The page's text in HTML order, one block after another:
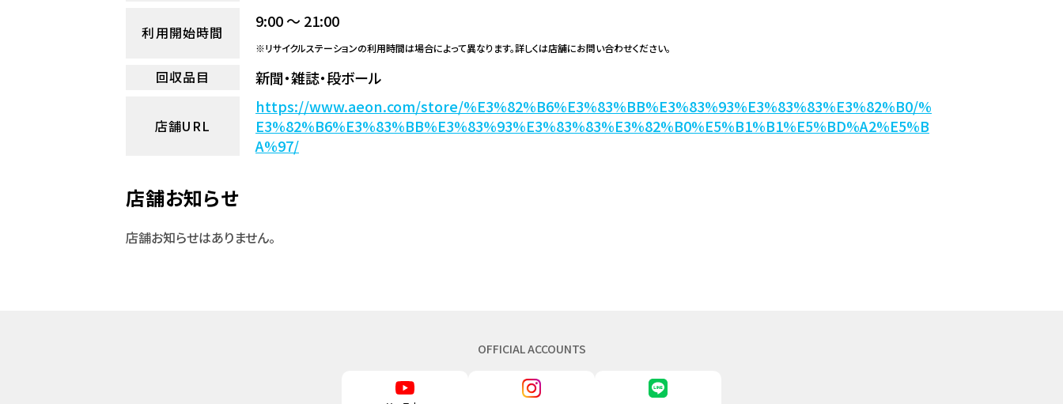
利用開始時間
9:00 ～ 21:00
※リサイクルステーションの利用時間は場合によって異なります。詳しくは店舗にお問い合わせください。
回収品目 新聞・雑誌・段ボール
店舗URL
https://www.aeon.com/store/%E3%82%B6%E3%83%BB%E3%83%93%E3%83%83%E3%82%B0/%
E3%82%B6%E3%83%BB%E3%83%93%E3%83%83%E3%82%B0%E5%B1%B1%E5%BD%A2%E5%B
A%97/
店舗お知らせ
店舗お知らせはありません。
OFFICIAL ACCOUNTS